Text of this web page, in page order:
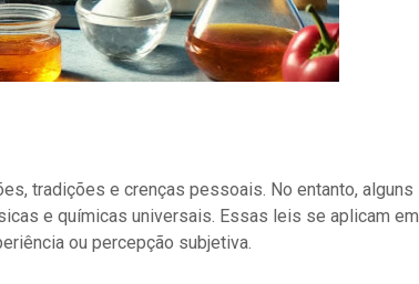
tradições e crenças pessoais. No entanto, alguns
e químicas universais. Essas leis se aplicam em
ou percepção subjetiva.